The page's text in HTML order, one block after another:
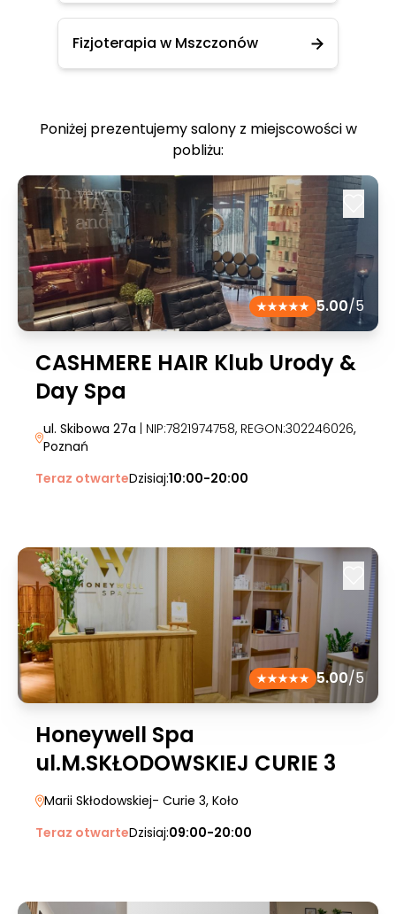
Fizjoterapia w Mszczonów
Poniżej prezentujemy salony z miejscowości w
pobliżu:
5.00/5
CASHMERE HAIR Klub Urody &
Day Spa
ul. Skibowa 27a | NIP:7821974758, REGON:302246026,
Poznań
Teraz otwarteDzisiaj:10:00-20:00
5.00/5
Honeywell Spa
ul.M.SKŁODOWSKIEJ CURIE 3
Marii Skłodowskiej- Curie 3, Koło
Teraz otwarteDzisiaj:09:00-20:00